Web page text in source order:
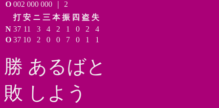
O 002 000 000
2
打 安 ニ 三 本 振 四 盗 失
N 37 11 3 4 2 1 0 2
4
O 37 10 2 0 0 7 0 1 1
勝 あるばと
敗 しよう